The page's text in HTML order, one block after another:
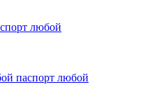
любой
паспорт любой